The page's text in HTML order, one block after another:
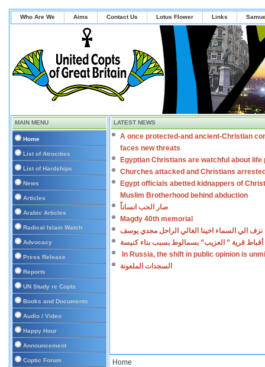
Who Are We Aims Contact Us Lotus Flower Links
MAIN MENU
Home
List of Atrocities
List of Hardships
News
Articles
Arabic Articles
Radical Islam Watch
Advocacy
Press Release
Reports
UN Study re Copts
Books and Documents
Audio / Video
Happy Hour
Announcement
Coptic Forum
LATEST NEWS
A once protected-and ancient-Christian
faces new threats
Egyptian Christians are watchful about life
Churches attacked and Christians
Egypt officials abetted kidnappers of
Muslim Brotherhood behind abduction
صار الحب انساناً
Magdy 40th memorial
نزف الي السماء اخينا الغالي الراحل مجدي يوسف
أقباط قرية ” العزيب” بسمالوط بسبب بناء كنيسة
In Russia, the shift in public opinion is
السجدات الملعونة
Home